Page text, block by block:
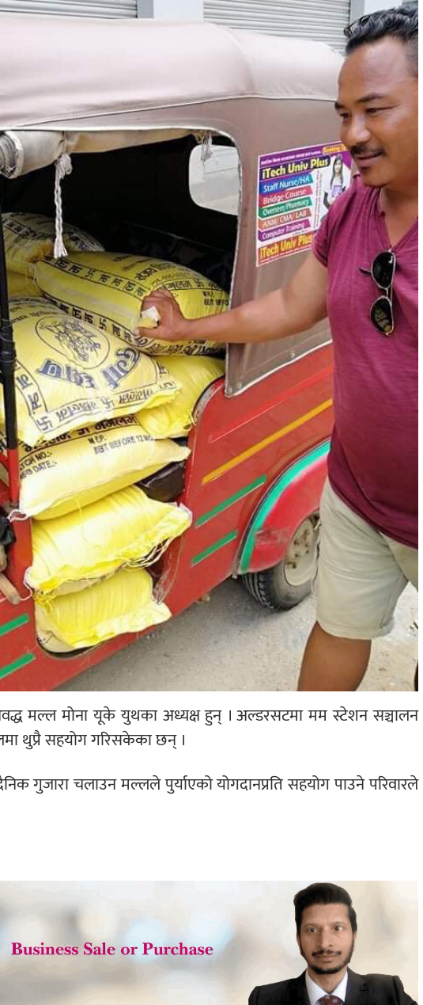
मल्ल मोना यूके युथका अध्यक्ष हुन् । अल्डरसटमा मम स्टेशन सञ्चालन
थुप्रै सहयोग गरिसकेका छन् ।
गुजारा चलाउन मल्लले पुर्याएको योगदानप्रति सहयोग पाउने परिवारले